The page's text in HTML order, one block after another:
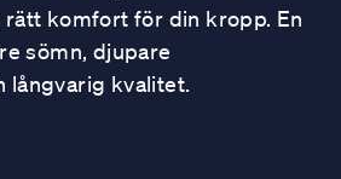
komfort för din kropp. En
sömn, djupare
långvarig kvalitet.